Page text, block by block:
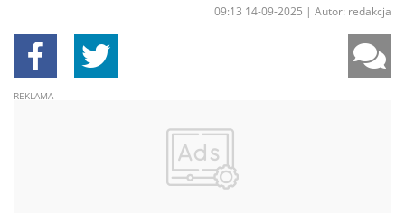
09:13 14-09-2025 | Autor: redakcja